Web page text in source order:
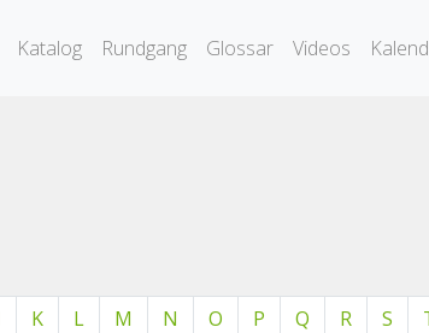
Katalog Rundgang Glossar Videos
K L M N O P Q R S